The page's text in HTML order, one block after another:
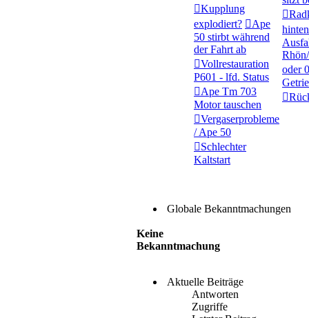
Kupplung
explodiert?
Ape
50 stirbt während
der Fahrt ab
Vollrestauration
P601 - lfd. Status
Ape Tm 703
Motor tauschen
Vergaserprobleme
/ Ape 50
Schlechter
Kaltstart
hinten
oder
Globale Bekanntmachungen
Keine
Bekanntmachung
Aktuelle Beiträge
Antworten
Zugriffe